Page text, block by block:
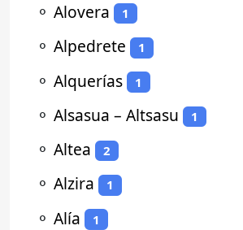
⚬ Alovera 1
⚬ Alpedrete 1
⚬ Alquerías 1
⚬ Alsasua – Altsasu 1
⚬ Altea 2
⚬ Alzira 1
⚬ Alía 1